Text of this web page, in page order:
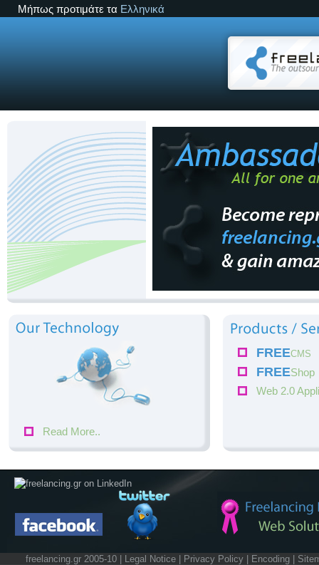
Μήπως προτιμάτε τα Ελληνικά
Read More..
FREECMS
FREEShop
Web 2.0
freelancing.gr 2005-10 | Legal Notice Privacy Policy Encoding